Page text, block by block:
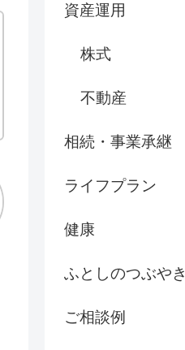
資産運用
株式
不動産
相続・事業承継
ライフプラン
健康
ふとしのつぶやき
ご相談例